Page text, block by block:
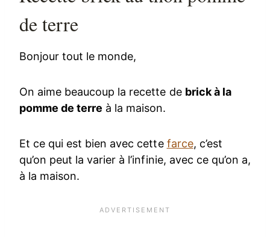
de terre
Bonjour tout le monde,
On aime beaucoup la recette de brick à la
pomme de terre à la maison.
Et ce qui est bien avec cette farce, c’est
qu’on peut la varier à l’infinie, avec ce qu’on a,
à la maison.